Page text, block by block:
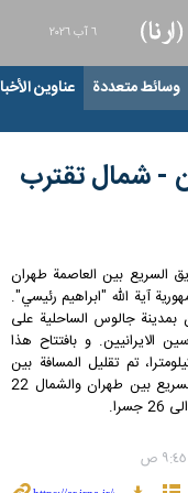
٦ آب ٢٠٢٦
وسائط متعددة عناوين
- شمال تقترب
السريع بين العاصمة طهران
آية الله "ابراهيم رئيسي".
جالوس الساحلية على
الايرانيين. و بافتتاح هذا
من طريق الشمال السريع البالغ طوله 32 كيلومترا، تم تقليل المسافة بين
طهران ومدينة جالوس 60 كيلومترا. يضم الطريق السريع بين طهران والشمال 22